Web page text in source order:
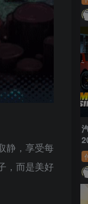
静，享受每
，而是美好